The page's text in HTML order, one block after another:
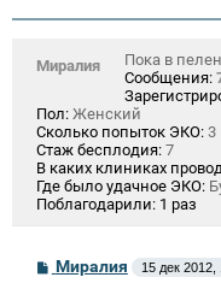
Миралия
Пока в
Сообщения:
Пол: Женский
Сколько попыток ЭКО: 3
Стаж бесплодия: 7
В каких клиниках
Где было удачное ЭКО:
Поблагодарили: 1 раз
СМиралия 15 дек 2012,